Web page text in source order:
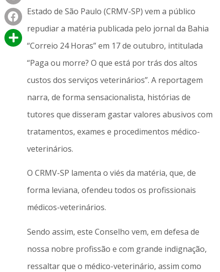
Estado de São Paulo (CRMV-SP) vem a público
repudiar a matéria publicada pelo jornal da Bahia
“Correio 24 Horas” em 17 de outubro, intitulada
“Paga ou morre? O que está por trás dos altos
custos dos serviços veterinários”. A reportagem
narra, de forma sensacionalista, histórias de
tutores que disseram gastar valores abusivos com
tratamentos, exames e procedimentos médico-
veterinários.
O CRMV-SP lamenta o viés da matéria, que, de
forma leviana, ofendeu todos os profissionais
médicos-veterinários.
Sendo assim, este Conselho vem, em defesa de
nossa nobre profissão e com grande indignação,
ressaltar que o médico-veterinário, assim como